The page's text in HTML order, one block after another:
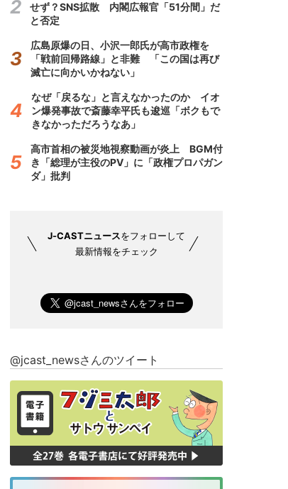
せず？SNS拡散 内閣広報官「51分間」だ
と否定
広島原爆の日、小沢一郎氏が高市政権を
「戦前回帰路線」と非難 「この国は再び
滅亡に向かいかねない」
なぜ「戻るな」と言えなかったのか イオ
ン爆発事故で斎藤幸平氏も逡巡「ボクもで
きなかっただろうなあ」
高市首相の被災地視察動画が炎上 BGM付
き「総理が主役のPV」に「政権プロパガン
ダ」批判
J-CASTニュースをフォローして
最新情報をチェック
@jcast_newsさんのツイート